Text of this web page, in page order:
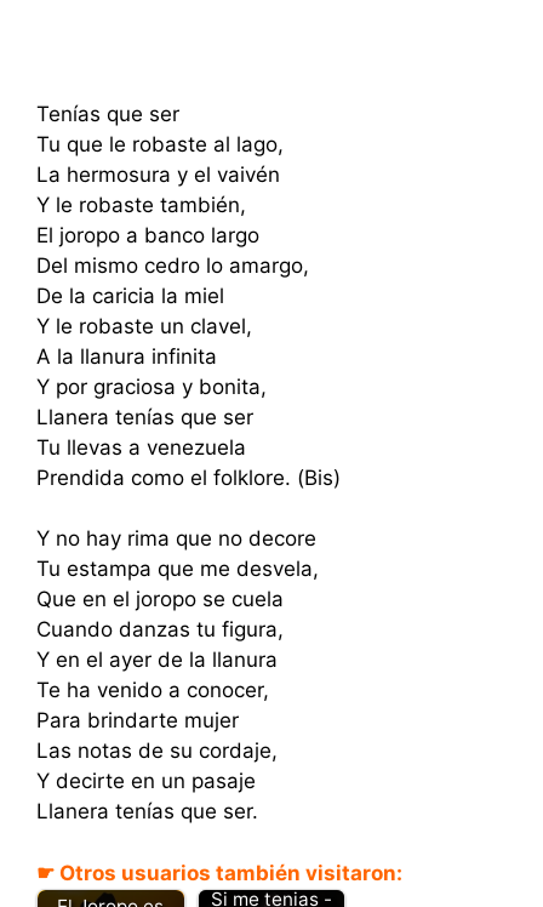
Tenías que ser
Tu que le robaste al lago,
La hermosura y el vaivén
Y le robaste también,
El joropo a banco largo
Del mismo cedro lo amargo,
De la caricia la miel
Y le robaste un clavel,
A la llanura infinita
Y por graciosa y bonita,
Llanera tenías que ser
Tu llevas a venezuela
Prendida como el folklore. (Bis)
Y no hay rima que no decore
Tu estampa que me desvela,
Que en el joropo se cuela
Cuando danzas tu figura,
Y en el ayer de la llanura
Te ha venido a conocer,
Para brindarte mujer
Las notas de su cordaje,
Y decirte en un pasaje
Llanera tenías que ser.
☛ Otros usuarios también visitaron:
Si me tenias -